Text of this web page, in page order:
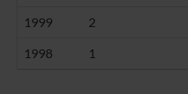
1999 2
1998 1